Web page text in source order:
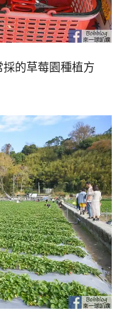
的草莓園種植方